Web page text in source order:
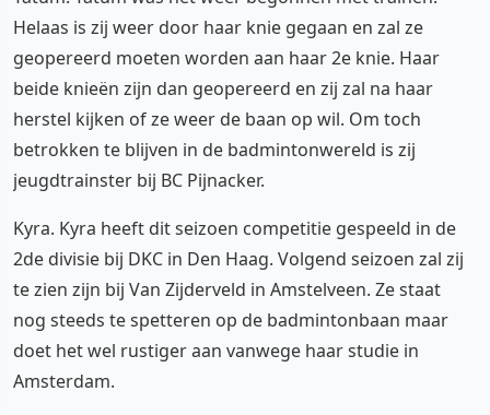
Helaas is zij weer door haar knie gegaan en zal ze
geopereerd moeten worden aan haar 2e knie. Haar
beide knieën zijn dan geopereerd en zij zal na haar
herstel kijken of ze weer de baan op wil. Om toch
betrokken te blijven in de badmintonwereld is zij
jeugdtrainster bij BC Pijnacker.
Kyra. Kyra heeft dit seizoen competitie gespeeld in de
2de divisie bij DKC in Den Haag. Volgend seizoen zal zij
te zien zijn bij Van Zijderveld in Amstelveen. Ze staat
nog steeds te spetteren op de badmintonbaan maar
doet het wel rustiger aan vanwege haar studie in
Amsterdam.